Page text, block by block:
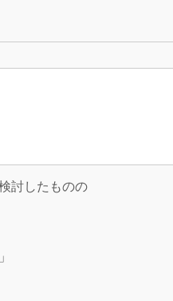
討したものの